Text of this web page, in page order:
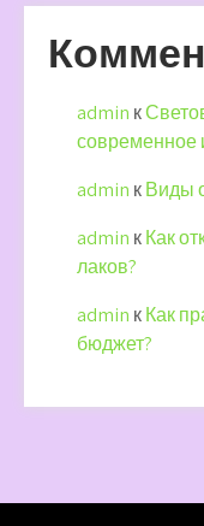
admin к
современное
admin кВиды
admin кКак
лаков?
admin кКак
бюджет?